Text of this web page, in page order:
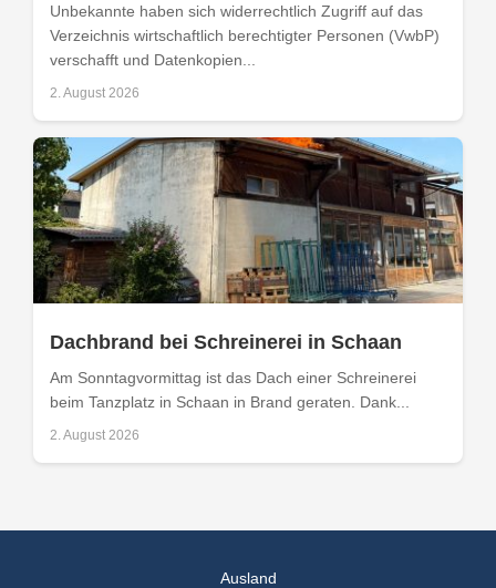
Unbekannte haben sich widerrechtlich Zugriff auf das
Verzeichnis wirtschaftlich berechtigter Personen (VwbP)
verschafft und Datenkopien...
2. August 2026
Dachbrand bei Schreinerei in Schaan
Am Sonntagvormittag ist das Dach einer Schreinerei
beim Tanzplatz in Schaan in Brand geraten. Dank...
2. August 2026
Ausland